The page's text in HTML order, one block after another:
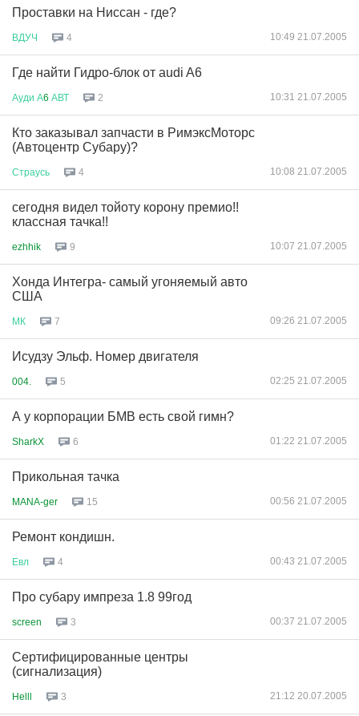
Проставки на Ниссан - где?
ВДУЧ 4 10:49 21.07.2005
Где найти Гидро-блок от audi A6
Ауди А6 АВТ 2 10:31 21.07.2005
Кто заказывал запчасти в РимэксМоторс
(Автоцентр Субару)?
Страусь 4 10:08 21.07.2005
сегодня видел тойоту корону премио!!
классная тачка!!
ezhhik 9 10:07 21.07.2005
Хонда Интегра- самый угоняемый авто
США
МК 7 09:26 21.07.2005
Исудзу Эльф. Номер двигателя
004. 5 02:25 21.07.2005
А у корпорации БМВ есть свой гимн?
SharkX 6 01:22 21.07.2005
Прикольная тачка
MANA-ger 15 00:56 21.07.2005
Ремонт кондишн.
Евл 4 00:43 21.07.2005
Про субару импреза 1.8 99год
screen 3 00:37 21.07.2005
Сертифицированные центры
(сигнализация)
Helll 3 21:12 20.07.2005